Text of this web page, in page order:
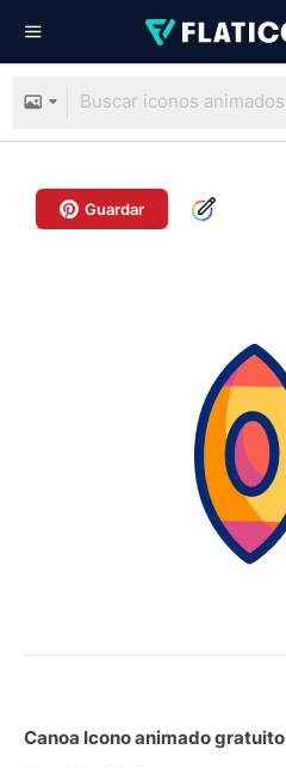
Guardar
Canoa Icono animado gratuito